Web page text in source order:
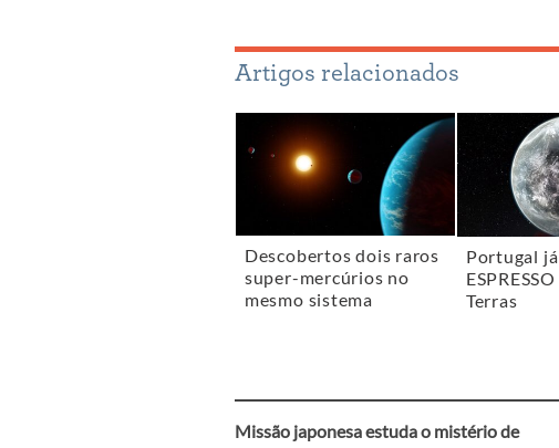
Artigos relacionados
Descobertos dois raros
super-mercúrios no
mesmo sistema
Portugal
Terras
Missão japonesa estuda o mistério de